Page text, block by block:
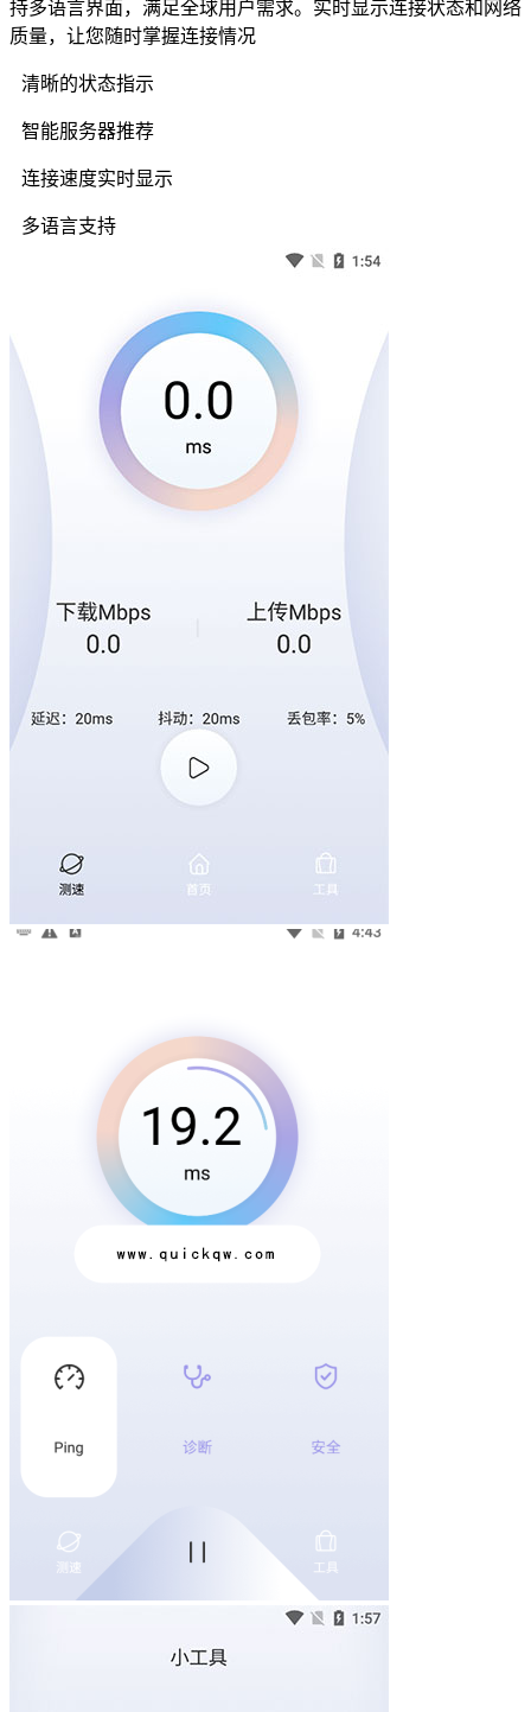
持多语言界面，满足全球用户需求。实时显示连接状态和网络
质量，让您随时掌握连接情况
清晰的状态指示
智能服务器推荐
连接速度实时显示
多语言支持